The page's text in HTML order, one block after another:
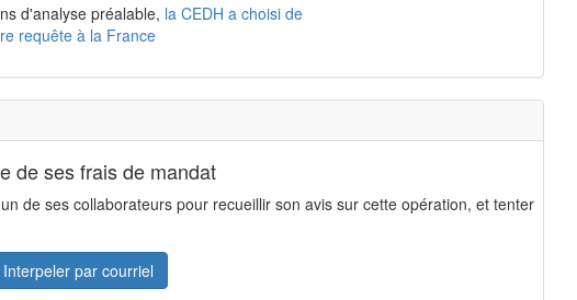
d'analyse préalable, la CEDH a choisi de
requête à la France
de ses frais de mandat
de ses collaborateurs pour recueillir son avis sur cette opération, et tenter
Interpeler par courriel